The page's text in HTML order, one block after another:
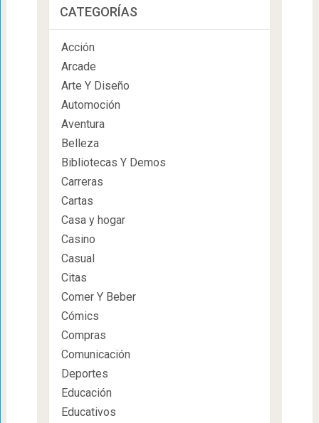
CATEGORÍAS
Acción
Arcade
Arte Y Diseño
Automoción
Aventura
Belleza
Bibliotecas Y Demos
Carreras
Cartas
Casa y hogar
Casino
Casual
Citas
Comer Y Beber
Cómics
Compras
Comunicación
Deportes
Educación
Educativos